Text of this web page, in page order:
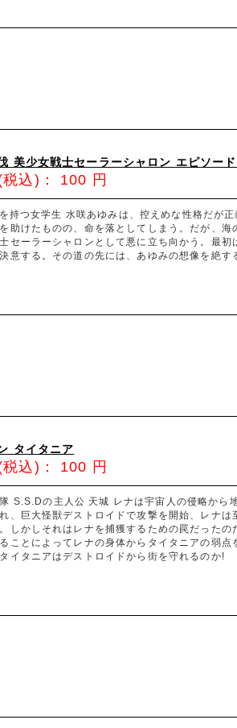
美少女戦士セーラーシャロン エピソー
込)： 100 円
持つ女学生 水咲あゆみは、控えめな性格だが
助けたものの、命を落としてしまう。だが、
セーラーシャロンとして悪に立ち向かう。最
意する。その道の先には、あゆみの想像を絶す
タイタニア
込)： 100 円
S.S.Dの主人公 天城 レナは宇宙人の侵略から
、巨大怪獣デストロイドで攻撃を開始、レナ
しかしそれはレナを捕獲するための罠だった
ことによってレナの身体からタイタニアの弱
イタニアはデストロイドから街を守れるのか!